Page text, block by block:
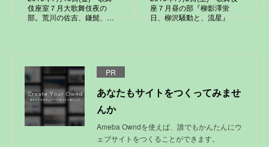
伎座室７月大歌舞伎夜の
部。荒川の佐吉、鎌髭、…
座７月昼の部『柳影澤蛍
日、柳沢騒動と、流星』
PR
あなたもサイトをつくってみませ
んか
Ameba Owndを使えば、誰でもかんたんにウ
ェブサイトをつくることができます。